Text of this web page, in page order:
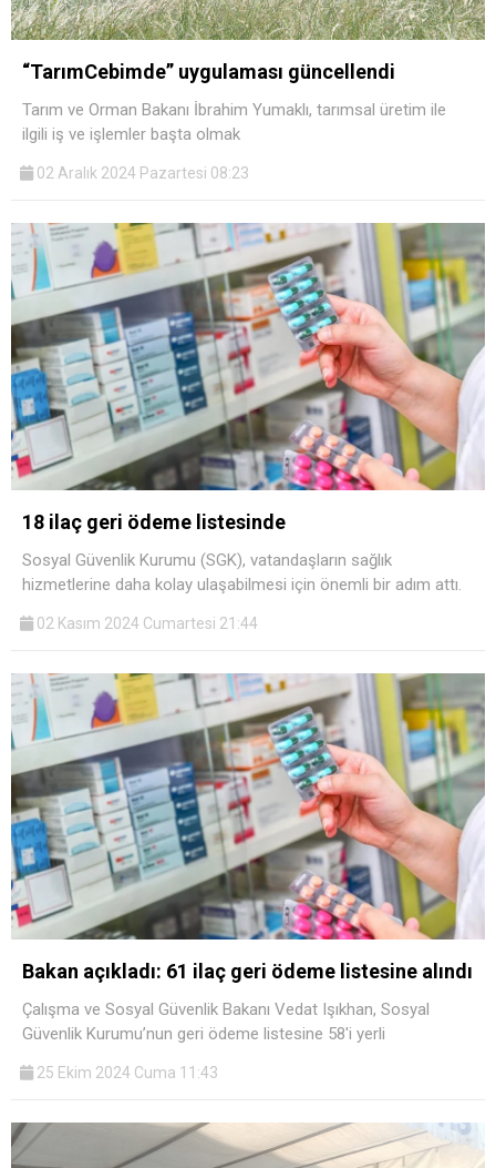
“TarımCebimde” uygulaması güncellendi
Tarım ve Orman Bakanı İbrahim Yumaklı, tarımsal üretim ile
ilgili iş ve işlemler başta olmak
02 Aralık 2024 Pazartesi 08:23
18 ilaç geri ödeme listesinde
Sosyal Güvenlik Kurumu (SGK), vatandaşların sağlık
hizmetlerine daha kolay ulaşabilmesi için önemli bir adım attı.
02 Kasım 2024 Cumartesi 21:44
Bakan açıkladı: 61 ilaç geri ödeme listesine alındı
Çalışma ve Sosyal Güvenlik Bakanı Vedat Işıkhan, Sosyal
Güvenlik Kurumu’nun geri ödeme listesine 58'i yerli
25 Ekim 2024 Cuma 11:43